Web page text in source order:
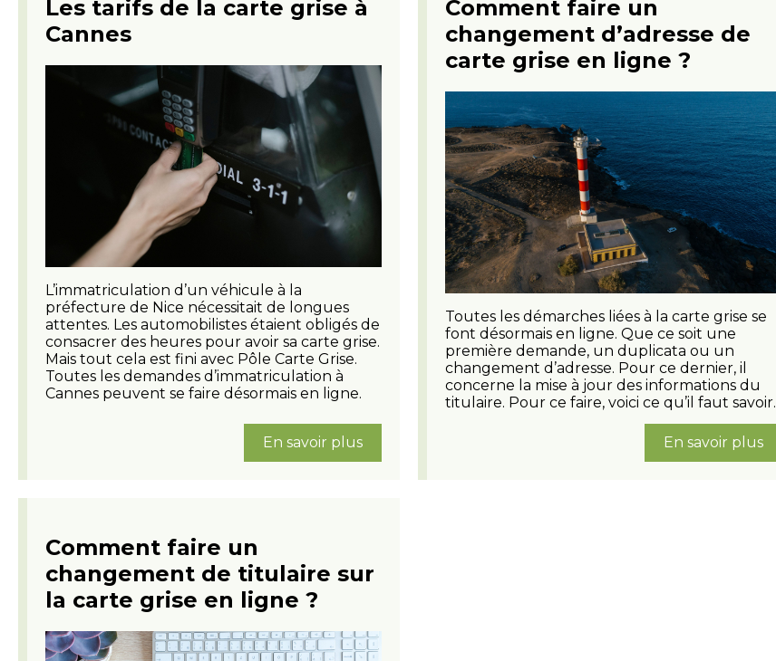
Les tarifs de la carte grise à
Cannes
L’immatriculation d’un véhicule à la
préfecture de Nice nécessitait de longues
attentes. Les automobilistes étaient obligés de
consacrer des heures pour avoir sa carte grise.
Mais tout cela est fini avec Pôle Carte Grise.
Toutes les demandes d’immatriculation à
Cannes peuvent se faire désormais en ligne.
En savoir plus
Comment faire un
changement d’adresse de
carte grise en ligne ?
Toutes les démarches liées à la carte grise se
font désormais en ligne. Que ce soit une
première demande, un duplicata ou un
changement d’adresse. Pour ce dernier, il
concerne la mise à jour des informations du
titulaire. Pour ce faire, voici ce qu’il faut savoir.
En savoir plus
Comment faire un
changement de titulaire sur
la carte grise en ligne ?